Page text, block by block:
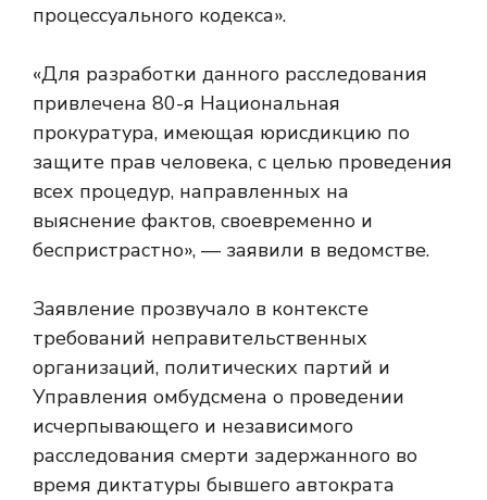
процессуального кодекса».
«Для разработки данного расследования
привлечена 80-я Национальная
прокуратура, имеющая юрисдикцию по
защите прав человека, с целью проведения
всех процедур, направленных на
выяснение фактов, своевременно и
беспристрастно», — заявили в ведомстве.
Заявление прозвучало в контексте
требований неправительственных
организаций, политических партий и
Управления омбудсмена о проведении
исчерпывающего и независимого
расследования смерти задержанного во
время диктатуры бывшего автократа